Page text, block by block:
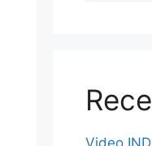
Video IND